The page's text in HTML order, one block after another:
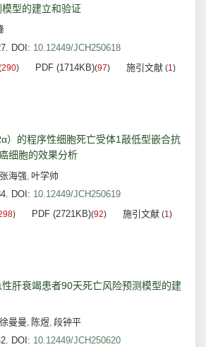
型的建立和验证
DOI: 10.12449/JCH250618
290) PDF (1714KB)(97) 施引文献 (1)
）的程序性细胞死亡受体1敲低型嵌合抗
细胞的效果分析
张海强, 叶学帅
DOI: 10.12449/JCH250619
) PDF (2721KB)(92) 施引文献 (1)
肝衰竭患者90天死亡风险预测模型的建
徐曼曼, 陈煜, 段钟平
DOI: 10.12449/JCH250620